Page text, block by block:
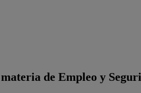
de Empleo y